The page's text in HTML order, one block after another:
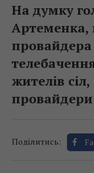
На думку
Артеменка,
жителів
провайдери
Поділитись: